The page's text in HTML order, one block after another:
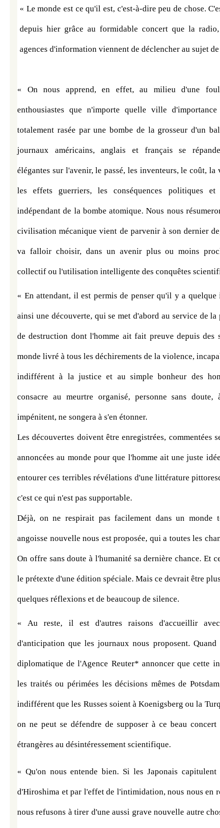
« Le monde est ce qu'il est, c'est-à-dire peu de chose.
depuis hier grâce au formidable concert que la
agences d'information viennent de déclencher au sujet
« On nous apprend, en effet, au milieu d'une
enthousiastes que n'importe quelle ville
totalement rasée par une bombe de la grosseur d'un
journaux américains, anglais et français se
élégantes sur l'avenir, le passé, les inventeurs, le coût,
les effets guerriers, les conséquences politiques et
indépendant de la bombe atomique. Nous nous
civilisation mécanique vient de parvenir à son dernier
va falloir choisir, dans un avenir plus ou moins
collectif ou l'utilisation intelligente des conquêtes
« En attendant, il est permis de penser qu'il y a quelque
ainsi une découverte, qui se met d'abord au service de
de destruction dont l'homme ait fait preuve depuis des
monde livré à tous les déchirements de la violence,
indifférent à la justice et au simple bonheur des
consacre au meurtre organisé, personne sans doute,
impénitent, ne songera à s'en étonner.
Les découvertes doivent être enregistrées, commentées
annoncées au monde pour que l'homme ait une juste
entourer ces terribles révélations d'une littérature
c'est ce qui n'est pas supportable.
Déjà, on ne respirait pas facilement dans un monde
angoisse nouvelle nous est proposée, qui a toutes les
On offre sans doute à l'humanité sa dernière chance. Et
le prétexte d'une édition spéciale. Mais ce devrait être
quelques réflexions et de beaucoup de silence.
« Au reste, il est d'autres raisons d'accueillir
d'anticipation que les journaux nous proposent.
diplomatique de l'Agence Reuter* annoncer que cette
les traités ou périmées les décisions mêmes de
indifférent que les Russes soient à Koenigsberg ou la
on ne peut se défendre de supposer à ce beau concert
étrangères au désintéressement scientifique.
« Qu'on nous entende bien. Si les Japonais
d'Hiroshima et par l'effet de l'intimidation, nous nous en
nous refusons à tirer d'une aussi grave nouvelle autre